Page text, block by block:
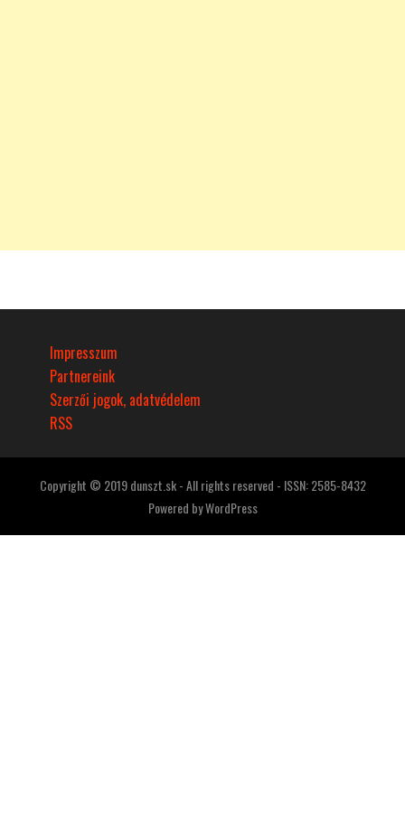
Impresszum
Partnereink
Szerzői jogok, adatvédelem
RSS
Copyright © 2019 dunszt.sk - All rights reserved - ISSN: 2585-8432
Powered byWordPress